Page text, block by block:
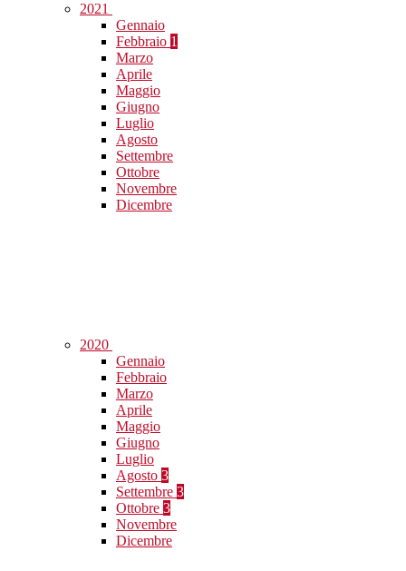
2021
Gennaio
Febbraio 1
Marzo
Aprile
Maggio
Giugno
Luglio
Agosto
Settembre
Ottobre
Novembre
Dicembre
2020
Gennaio
Febbraio
Marzo
Aprile
Maggio
Giugno
Luglio
Agosto 3
Settembre 3
Ottobre 3
Novembre
Dicembre